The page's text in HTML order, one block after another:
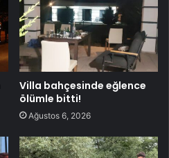
Villa bahçesinde eğlence
ölümle bitti!
Ağustos 6, 2026